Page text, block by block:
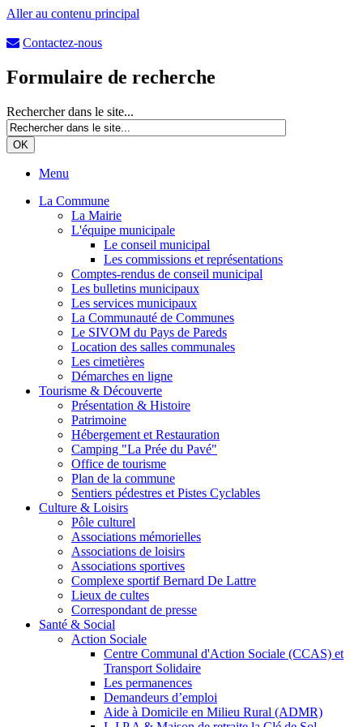
Aller au contenu principal
Contactez-nous
Formulaire de recherche
Rechercher dans le site...
Menu
La Commune
La Mairie
L'équipe municipale
Le conseil municipal
Les commissions et représentations
Comptes-rendus de conseil municipal
Les bulletins municipaux
Les services municipaux
La Communauté de Communes
Le SIVOM du Pays de Pareds
Location des salles communales
Les cimetières
Démarches en ligne
Tourisme & Découverte
Présentation & Histoire
Patrimoine
Hébergement et Restauration
Camping "La Prée du Pavé"
Office de tourisme
Plan de la commune
Sentiers pédestres et Pistes Cyclables
Culture & Loisirs
Pôle culturel
Associations mémorielles
Associations de loisirs
Associations sportives
Complexe sportif Bernard De Lattre
Lieux de cultes
Correspondant de presse
Santé & Social
Action Sociale
Centre Communal d'Action Sociale (CCAS) et
Transport Solidaire
Les permanences
Demandeurs d’emploi
Aide à Domicile en Milieu Rural (ADMR)